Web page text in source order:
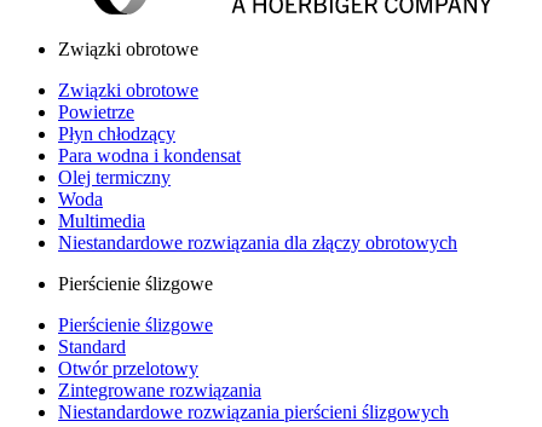
Związki obrotowe
Związki obrotowe
Powietrze
Płyn chłodzący
Para wodna i kondensat
Olej termiczny
Woda
Multimedia
Niestandardowe rozwiązania dla złączy obrotowych
Pierścienie ślizgowe
Pierścienie ślizgowe
Standard
Otwór przelotowy
Zintegrowane rozwiązania
Niestandardowe rozwiązania pierścieni ślizgowych